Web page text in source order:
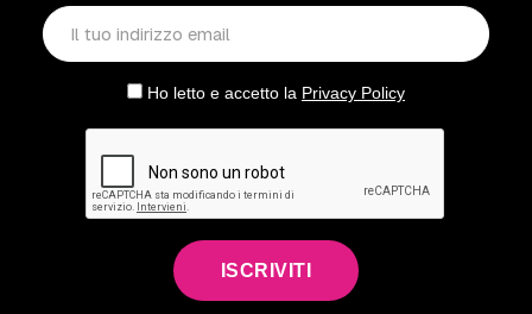
Ho letto e accetto la Privacy Policy
ISCRIVITI